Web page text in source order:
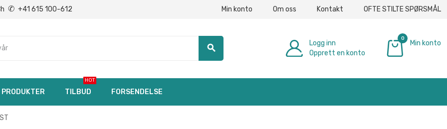
✆ +41 615 100-612 Min konto Om oss Kontakt OFTE STILTE SPØRSMÅL
search
Logg inn
Opprett en konto
0
Min konto
PRODUKTER TILBUD
HOT
FORSENDELSE